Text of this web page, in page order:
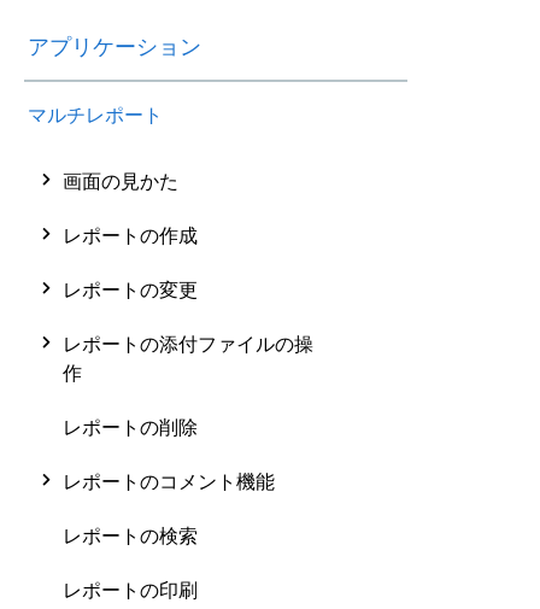
アプリケーション
マルチレポート
画面の見かた
レポートの作成
レポートの変更
レポートの添付ファイルの操
作
レポートの削除
レポートのコメント機能
レポートの検索
レポートの印刷